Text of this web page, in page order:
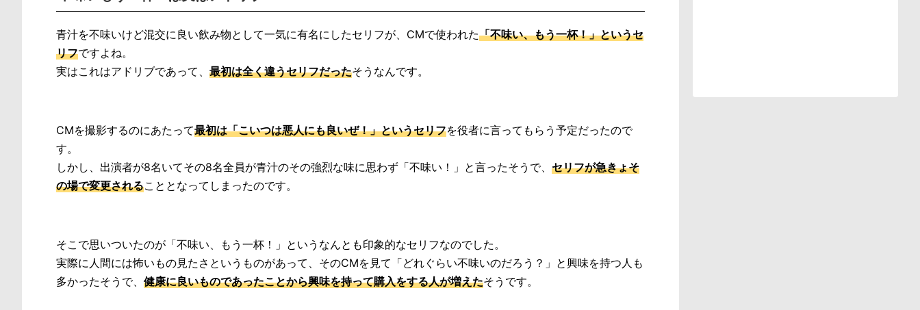
青汁を不味いけど混交に良い飲み物として一気に有名にしたセリフが、CMで使われた「不味い、もう一杯！」というセ
リフですよね。
実はこれはアドリブであって、 最初は全く違うセリフだったそうなんです。
CMを撮影するのにあたって最初は「こいつは悪人にも良いぜ！」というセリフを役者に言ってもらう予定だったので
す。
しかし、出演者が8名いてその8名全員が青汁のその強烈な味に思わず「不味い！」と言ったそうで、 セリフが急きょそ
の場で変更されることとなってしまったのです。
そこで思いついたのが「不味い、もう一杯！」というなんとも印象的なセリフなのでした。
実際に人間には怖いもの見たさというものがあって、そのCMを見て「どれぐらい不味いのだろう？」と興味を持つ人も
多かったそうで、 健康に良いものであったことから興味を持って購入をする人が増えたそうです。